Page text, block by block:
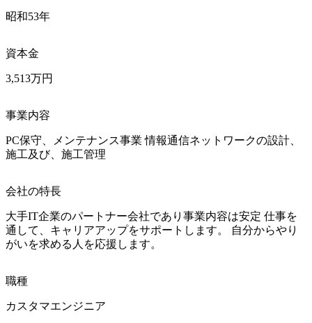
昭和53年
資本金
3,513万円
事業内容
PC保守、メンテナンス事業 情報通信ネットワークの設計、
施工及び、施工管理
会社の特長
大手IT企業のパートナー会社であり事業内容は安定 仕事を
通して、キャリアアップをサポートします。 自分からやり
がいを求める人を応援します。
職種
カスタマエンジニア